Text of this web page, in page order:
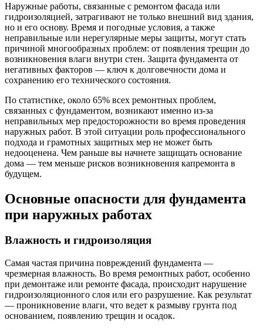
Наружные работы, связанные с ремонтом фасада или
гидроизоляцией, затрагивают не только внешний вид здания,
но и его основу. Время и погодные условия, а также
неправильные или нерегулярные меры защиты, могут стать
причиной многообразных проблем: от появления трещин до
возникновения влаги внутри стен. Защита фундамента от
негативных факторов — ключ к долговечности дома и
сохранению его технического состояния.
По статистике, около 65% всех ремонтных проблем,
связанных с фундаментом, возникают именно из-за
неправильных мер предосторожности во время проведения
наружных работ. В этой ситуации роль профессионального
подхода и грамотных защитных мер не может быть
недооценена. Чем раньше вы начнете защищать основание
дома — тем меньше рисков возникновения капремонта в
будущем.
Основные опасности для фундамента
при наружных работах
Влажность и гидроизоляция
Самая частая причина повреждений фундамента —
чрезмерная влажность. Во время ремонтных работ, особенно
при демонтаже или ремонте фасада, происходит нарушение
гидроизоляционного слоя или его разрушение. Как результат
— проникновение влаги, что ведет к размыву грунта под
основанием, появлению трещин и осадок.